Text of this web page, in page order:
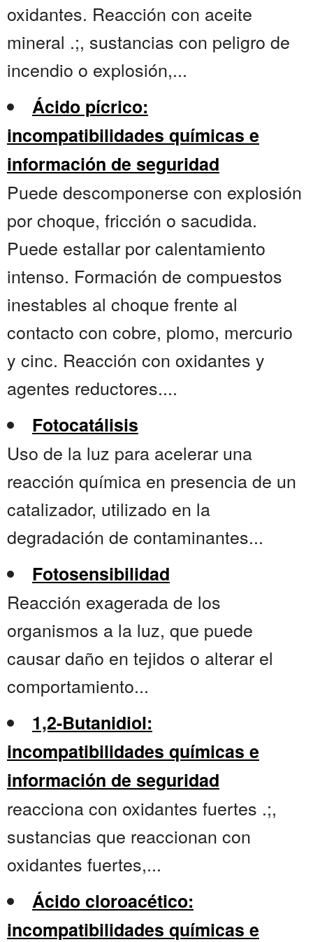
oxidantes. Reacción con aceite
mineral .;, sustancias con peligro de
incendio o explosión,...
Ácido pícrico:
incompatibilidades químicas e
información de seguridad
Puede descomponerse con explosión
por choque, fricción o sacudida.
Puede estallar por calentamiento
intenso. Formación de compuestos
inestables al choque frente al
contacto con cobre, plomo, mercurio
y cinc. Reacción con oxidantes y
agentes reductores....
Fotocatálisis
Uso de la luz para acelerar una
reacción química en presencia de un
catalizador, utilizado en la
degradación de contaminantes...
Fotosensibilidad
Reacción exagerada de los
organismos a la luz, que puede
causar daño en tejidos o alterar el
comportamiento...
1,2-Butanidiol:
incompatibilidades químicas e
información de seguridad
reacciona con oxidantes fuertes .;,
sustancias que reaccionan con
oxidantes fuertes,...
Ácido cloroacético:
incompatibilidades químicas e